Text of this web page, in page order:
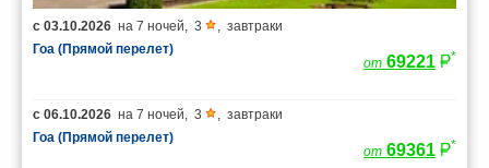
с 03.10.2026 на 7 ночей, 3 , завтраки
Гоа (Прямой перелет)
от 69221 *
с 06.10.2026 на 7 ночей, 3 , завтраки
Гоа (Прямой перелет)
от 69361 *